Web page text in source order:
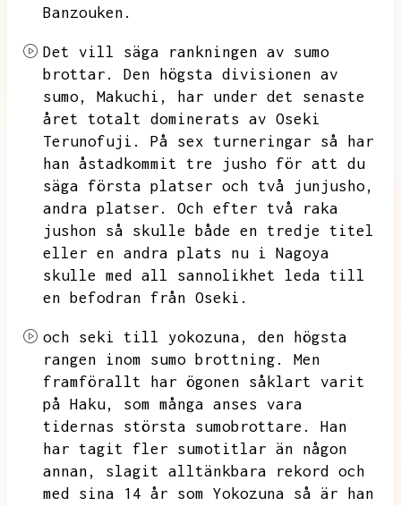
Banzouken.
Det vill säga rankningen av sumo
brottar.
Den högsta divisionen av
sumo,
Makuchi,
har under det senaste
året totalt dominerats av Oseki
Terunofuji.
På sex turneringar så har
han åstadkommit tre jusho för att du
säga första platser och två junjusho,
andra platser.
Och efter två raka
jushon så skulle både en tredje titel
eller en andra plats nu i Nagoya
skulle med all sannolikhet leda till
en befodran från Oseki.
och seki till yokozuna,
den högsta
rangen inom sumo brottning.
Men
framförallt har ögonen såklart varit
på Haku,
som många anses vara
tidernas största sumobrottare.
Han
har tagit fler sumotitlar än någon
annan,
slagit alltänkbara rekord och
med sina 14 år som Yokozuna så är han